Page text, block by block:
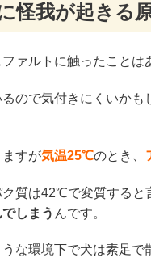
怪我が起きる
ァルトに触ったことは
ので気付きにくいかも
すが気温25℃のとき、
ク質は42℃で変質すると
しまう んです。
な環境下で犬は素足で